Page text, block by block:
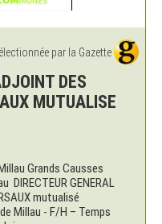
par la Gazette
DES
MUTUALISE
Grands Causses
DIRECTEUR GENERAL
mutualisé
Millau - F/H – Temps